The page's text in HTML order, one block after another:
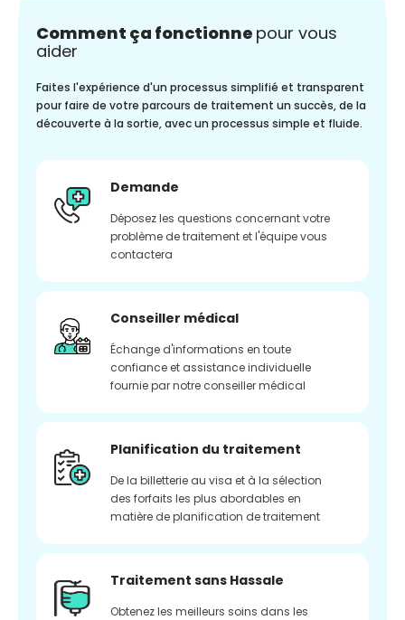
Comment ça fonctionne pour vous
aider
Faites l'expérience d'un processus simplifié et transparent
pour faire de votre parcours de traitement un succès, de la
découverte à la sortie, avec un processus simple et fluide.
Demande
Déposez les questions concernant votre
problème de traitement et l'équipe vous
contactera
Conseiller médical
Échange d'informations en toute
confiance et assistance individuelle
fournie par notre conseiller médical
Planification du traitement
De la billetterie au visa et à la sélection
des forfaits les plus abordables en
matière de planification de traitement
Traitement sans Hassale
Obtenez les meilleurs soins dans les